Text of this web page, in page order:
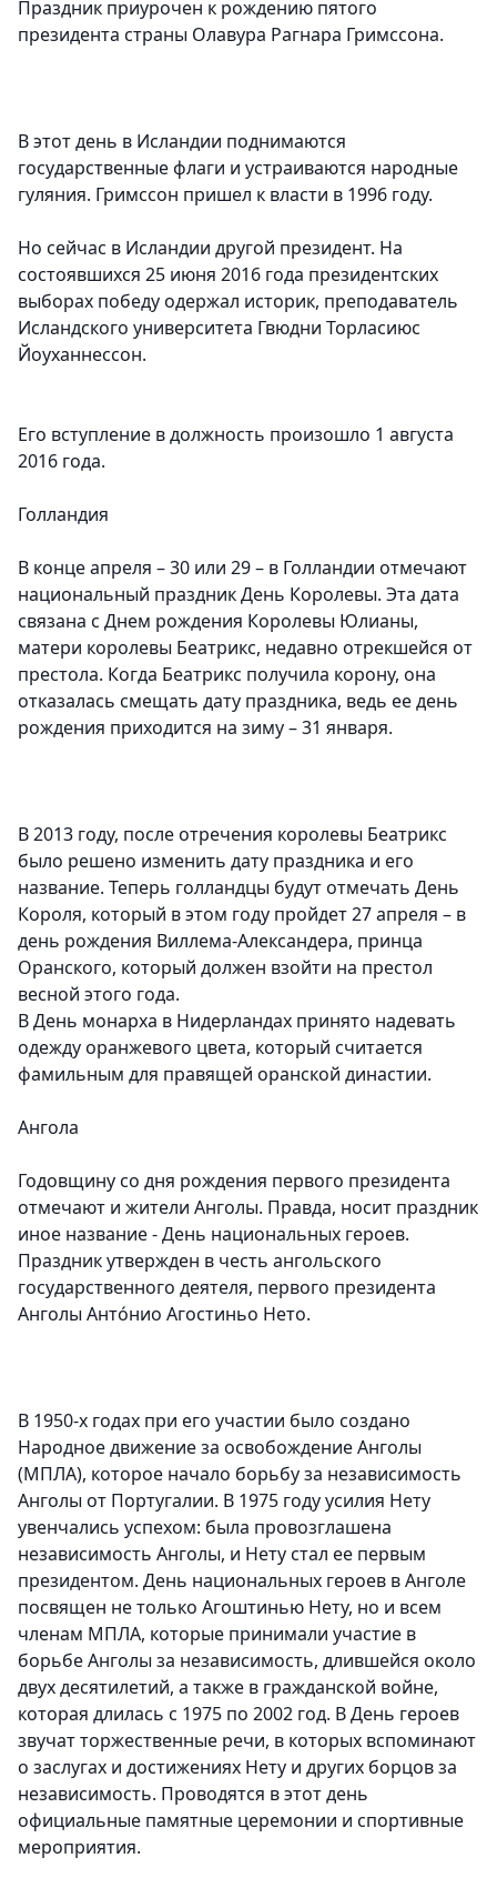
Праздник приурочен к рождению пятого
президента страны Олавура Рагнара Гримссона.
В этот день в Исландии поднимаются
государственные флаги и устраиваются народные
гуляния. Гримссон пришел к власти в 1996 году.
Но сейчас в Исландии другой президент. На
состоявшихся 25 июня 2016 года президентских
выборах победу одержал историк, преподаватель
Исландского университета Гвюдни Торласиюс
Йоуханнессон.
Его вступление в должность произошло 1 августа
2016 года.
Голландия
В конце апреля – 30 или 29 – в Голландии отмечают
национальный праздник День Королевы. Эта дата
связана с Днем рождения Королевы Юлианы,
матери королевы Беатрикс, недавно отрекшейся от
престола. Когда Беатрикс получила корону, она
отказалась смещать дату праздника, ведь ее день
рождения приходится на зиму – 31 января.
В 2013 году, после отречения королевы Беатрикс
было решено изменить дату праздника и его
название. Теперь голландцы будут отмечать День
Короля, который в этом году пройдет 27 апреля – в
день рождения Виллема-Александера, принца
Оранского, который должен взойти на престол
весной этого года.
В День монарха в Нидерландах принято надевать
одежду оранжевого цвета, который считается
фамильным для правящей оранской династии.
Ангола
Годовщину со дня рождения первого президента
отмечают и жители Анголы. Правда, носит праздник
иное название - День национальных героев.
Праздник утвержден в честь ангольского
государственного деятеля, первого президента
Анголы Анто́нио Агостиньо Нето.
В 1950-х годах при его участии было создано
Народное движение за освобождение Анголы
(МПЛА), которое начало борьбу за независимость
Анголы от Португалии. В 1975 году усилия Нету
увенчались успехом: была провозглашена
независимость Анголы, и Нету стал ее первым
президентом. День национальных героев в Анголе
посвящен не только Агоштинью Нету, но и всем
членам МПЛА, которые принимали участие в
борьбе Анголы за независимость, длившейся около
двух десятилетий, а также в гражданской войне,
которая длилась с 1975 по 2002 год. В День героев
звучат торжественные речи, в которых вспоминают
о заслугах и достижениях Нету и других борцов за
независимость. Проводятся в этот день
официальные памятные церемонии и спортивные
мероприятия.